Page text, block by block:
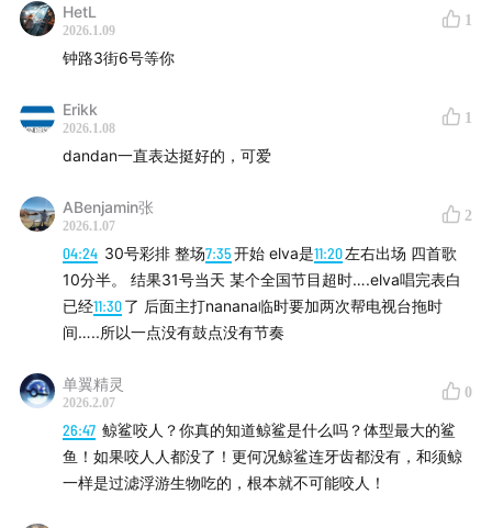
抖音 @BoyTalk Stanley
【关于Daniel】
微博 @DanDan面990
小红书 @DanDan面
IG @dandannoodle
HetL
2026.1.09
1
钟路3街6号等你
Erikk
2026.1.08
1
dandan一直表达挺好的，可爱
ABenjamin张
2026.1.07
2
04:24 30号彩排 整场7:35开始 elva是11:20左右出场 四首歌
10分半。 结果31号当天 某个全国节目超时….elva唱完表白
已经11:30了 后面主打nanana临时要加两次帮电视台拖时
间…..所以一点没有鼓点没有节奏
单翼精灵
2026.2.07
0
26:47 鲸鲨咬人？你真的知道鲸鲨是什么吗？体型最大的鲨
鱼！如果咬人人都没了！更何况鲸鲨连牙齿都没有，和须鲸
一样是过滤浮游生物吃的，根本就不可能咬人！